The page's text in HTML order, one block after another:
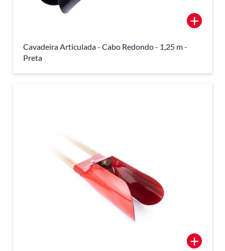
Cavadeira Articulada - Cabo Redondo - 1,25 m -
Preta
+
+